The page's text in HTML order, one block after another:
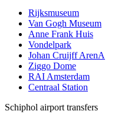
Rijksmuseum
Van Gogh Museum
Anne Frank Huis
Vondelpark
Johan Cruijff ArenA
Ziggo Dome
RAI Amsterdam
Centraal Station
Schiphol airport transfers